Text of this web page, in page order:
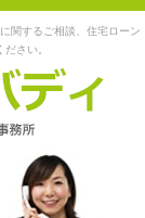
関するご相談、住宅ローン
さい。